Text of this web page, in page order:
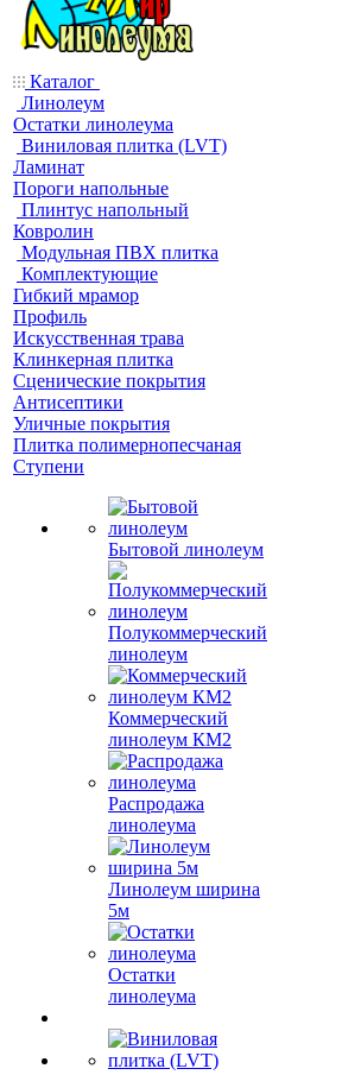
Каталог
Линолеум
Остатки линолеума
Виниловая плитка (LVT)
Ламинат
Пороги напольные
Плинтус напольный
Ковролин
Модульная ПВХ плитка
Комплектующие
Гибкий мрамор
Профиль
Искусственная трава
Клинкерная плитка
Сценические покрытия
Антисептики
Уличные покрытия
Плитка полимернопесчаная
Ступени
Бытовой линолеум
Полукоммерческий
линолеум
Коммерческий
линолеум КМ2
Распродажа
линолеума
Линолеум ширина
5м
Остатки
линолеума